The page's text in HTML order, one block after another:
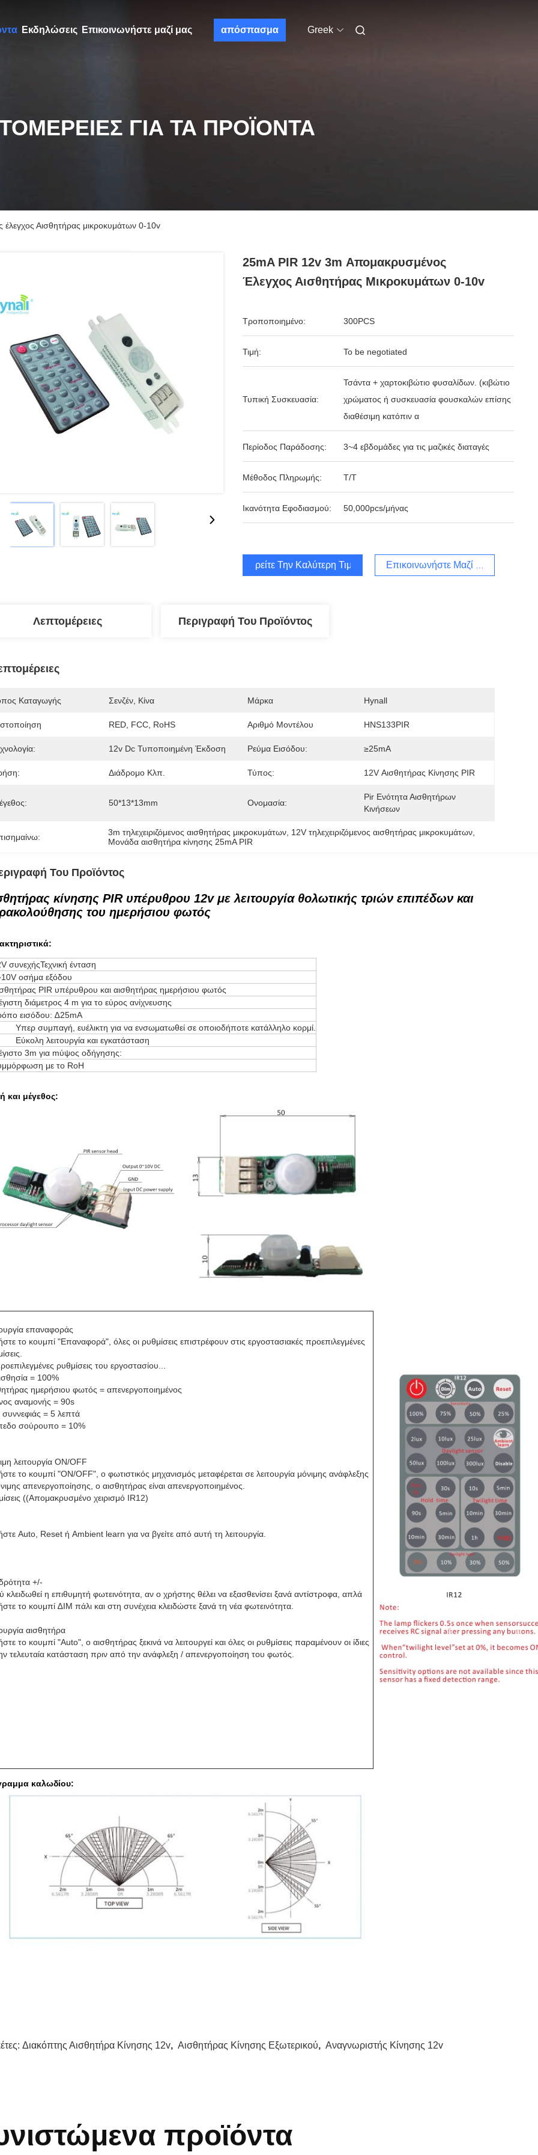
Εκδηλώσεις Επικοινωνήστε μαζί μας απόσπασμα Greek
ΓΙΑ ΤΑ ΠΡΟΪΌΝΤΑ
Αισθητήρας μικροκυμάτων 0-10v
25mA PIR 12v 3m Απομακρυσμένος
Έλεγχος Αισθητήρας Μικροκυμάτων 0-10v
Τροποποιημένο: 300PCS
Τιμή: To be negotiated
Τυπική Συσκευασία:
Τσάντα + χαρτοκιβώτιο φυσαλίδων. (κιβώτιο
χρώματος ή συσκευασία φουσκαλών επίσης
διαθέσιμη κατόπιν α
Περίοδος Παράδοσης: 3~4 εβδομάδες για τις μαζικές διαταγές
Μέθοδος Πληρωμής: Τ/Τ
Ικανότητα Εφοδιασμού: 50,000pcs/μήνας
Βρείτε Την Καλύτερη Τιμή Επικοινωνήστε Μαζί Μας
Λεπτομέρειες Περιγραφή Του Προϊόντος
Καταγωγής Σενζέν, Κίνα Μάρκα Hynall
RED, FCC, RoHS Αριθμό Μοντέλου HNS133PIR
12v Dc Τυποποιημένη Έκδοση Ρεύμα Εισόδου: ≥25mA
Διάδρομο Κλπ. Τύπος: 12V Αισθητήρας Κίνησης PIR
50*13*13mm Ονομασία:
Pir Ενότητα Αισθητήρων
Κινήσεων
3m τηλεχειριζόμενος αισθητήρας μικροκυμάτων, 12V τηλεχειριζόμενος αισθητήρας μικροκυμάτων,
Μονάδα αισθητήρα κίνησης 25mA PIR
Του Προϊόντος
κίνησης PIR υπέρυθρου 12v με λειτουργία θολωτικής τριών επιπέδων και
του ημερήσιου φωτός
συνεχήςΤεχνική ένταση
oσήμα εξόδου
PIR υπέρυθρου και αισθητήρας ημερήσιου φωτός
διάμετρος 4 m για το εύρος ανίχνευσης
εισόδου: ∆25mA
Υπερ συμπαγή, ευέλικτη για να ενσωματωθεί σε οποιοδήποτε κατάλληλο κορμί.
Εύκολη λειτουργία και εγκατάσταση
3m για mύψος οδήγησης:
με το RoH
και μέγεθος:
επαναφοράς
το κουμπί "Επαναφορά", όλες οι ρυθμίσεις επιστρέφουν στις εργοστασιακές προεπιλεγμένες
ρυθμίσεις του εργοστασίου...
= 100%
ημερήσιου φωτός = απενεργοποιημένος
αναμονής = 90s
= 5 λεπτά
σούρουπο = 10%
λειτουργία ON/OFF
το κουμπί "ON/OFF", ο φωτιστικός μηχανισμός μεταφέρεται σε λειτουργία μόνιμης ανάφλεξης
απενεργοποίησης, ο αισθητήρας είναι απενεργοποιημένος.
((Απομακρυσμένο χειρισμό IR12)
Auto, Reset ή Ambient learn για να βγείτε από αυτή τη λειτουργία.
+/-
κλειδωθεί η επιθυμητή φωτεινότητα, αν ο χρήστης θέλει να εξασθενίσει ξανά αντίστροφα, απλά
το κουμπί ∆ΙΜ πάλι και στη συνέχεια κλειδώστε ξανά τη νέα φωτεινότητα.
αισθητήρα
το κουμπί "Auto", ο αισθητήρας ξεκινά να λειτουργεί και όλες οι ρυθμίσεις παραμένουν οι ίδιες
τελευταία κατάσταση πριν από την ανάφλεξη / απενεργοποίηση του φωτός.
καλωδίου:
Διακόπτης Αισθητήρα Κίνησης 12v, Αισθητήρας Κίνησης Εξωτερικού, Αναγνωριστής Κίνησης 12v
προϊόντα